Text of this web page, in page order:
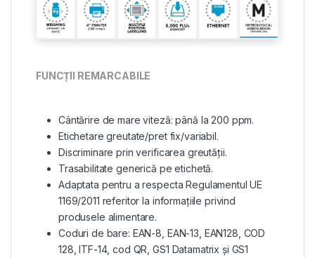
FUNCȚII REMARCABILE
Cântărire de mare viteză: până la 200 ppm.
Etichetare greutate/pret fix/variabil.
Discriminare prin verificarea greutății.
Trasabilitate generică pe etichetă.
Adaptata pentru a respecta Regulamentul UE
1169/2011 referitor la informațiile privind
produsele alimentare.
Coduri de bare: EAN-8, EAN-13, EAN128, COD
128, ITF-14, cod QR, GS1 Datamatrix și GS1